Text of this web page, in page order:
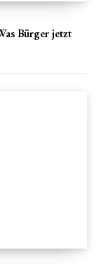
Bürger jetzt